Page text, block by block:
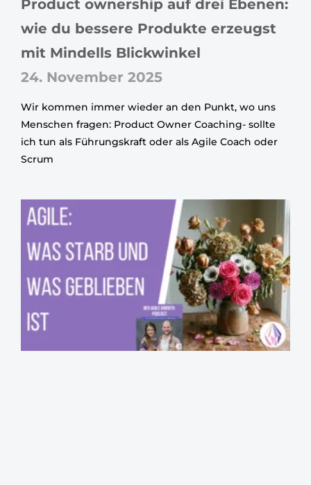
Product ownership auf drei Ebenen:
wie du bessere Produkte erzeugst
mit Mindells Blickwinkel
24. November 2025
Wir kommen immer wieder an den Punkt, wo uns
Menschen fragen: Product Owner Coaching- sollte
ich tun als Führungskraft oder als Agile Coach oder
Scrum